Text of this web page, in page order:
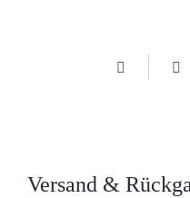
Versand &